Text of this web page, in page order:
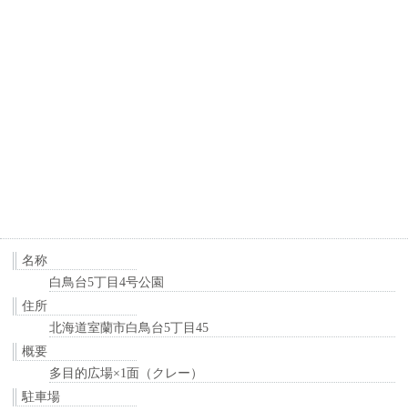
名称
白鳥台5丁目4号公園
住所
北海道室蘭市白鳥台5丁目45
概要
多目的広場×1面（クレー）
駐車場